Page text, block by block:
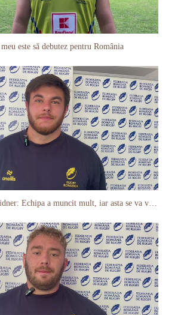
este să debutez pentru România
Stejarul Logan Weidner: Echipa a muncit mult, iar asta se va vedea în meciurile de la Nations Cup